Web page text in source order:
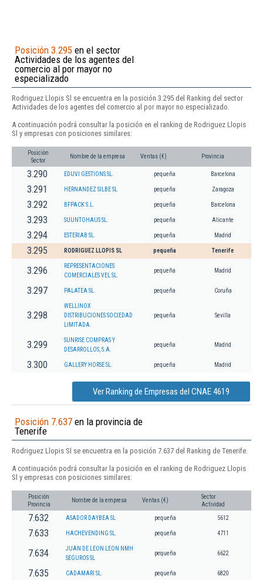
Posición 3.295 en el sector
Actividades de los agentes del
comercio al por mayor no
especializado
Rodriguez Llopis Sl se encuentra en la posición 3.295 del Ranking del sector
Actividades de los agentes del comercio al por mayor no especializado.
A continuación podrá consultar la posición en el ranking de Rodriguez Llopis
Sl y empresas con posiciones similares:
Posición
Sector
Nombre de la empresa Ventas (€) Provincia
3.290 EDUVI GESTIONS SL. pequeña Barcelona
3.291 HERNANDEZ SILBE SL pequeña Zaragoza
3.292 BFPACK S.L. pequeña Barcelona
3.293 SUUNTOHAUS SL. pequeña Alicante
3.294 ESTERIAB SL. pequeña Madrid
3.295 RODRIGUEZ LLOPIS SL pequeña Tenerife
3.296
REPRESENTACIONES
COMERCIALES VEL SL.
pequeña Madrid
3.297 PALATEA SL. pequeña Coruña
3.298
WELLINOX
DISTRIBUCIONES SOCIEDAD
LIMITADA.
pequeña Sevilla
3.299
SUNRISE COMPRAS Y
DESARROLLOS, S.A.
pequeña Madrid
3.300 GALLERY HORSE SL. pequeña Madrid
Ver Ranking de Empresas del CNAE 4619
Posición 7.637 en la provincia de
Tenerife
Rodriguez Llopis Sl se encuentra en la posición 7.637 del Ranking de Tenerife.
A continuación podrá consultar la posición en el ranking de Rodriguez Llopis
Sl y empresas con posiciones similares:
Posición
Provincia
Nombre de la empresa Ventas (€)
Sector
Actividad
7.632 ASADOR DAYBEA SL pequeña 5612
7.633 HACHEVENDING SL. pequeña 4711
7.634
JUAN DE LEON LEON NMH
SEGUROS SL
pequeña 6622
7.635 CADAMARI SL. pequeña 6820